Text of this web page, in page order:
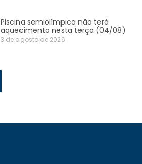
Piscina semiolímpica não terá
aquecimento nesta terça (04/08)
3 de agosto de 2026